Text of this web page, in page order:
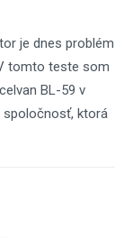
je dnes problém
tomto teste som
BL-59 v
spoločnosť, ktorá